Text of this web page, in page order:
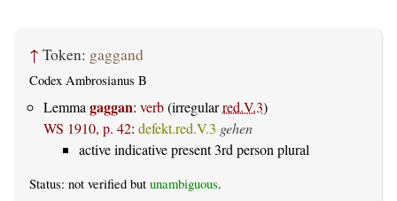
↑ Token: gaggand
Codex Ambrosianus B
Lemmagaggan: verb(irregularred.V.3)
WS 1910, p. 42: defekt.red.V.3 gehen
active indicative present 3rd person plural
Status: not verified but unambiguous.